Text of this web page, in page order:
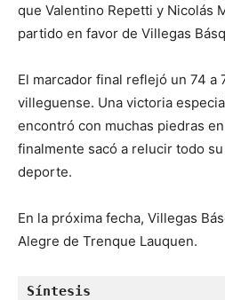
que Valentino Repetti y Nicolás
partido en favor de Villegas
El marcador final reflejó un 74 a
villeguense. Una victoria
encontró con muchas piedras
finalmente sacó a relucir todo
deporte.
En la próxima fecha, Villegas
Alegre de Trenque Lauquen.
Síntesis